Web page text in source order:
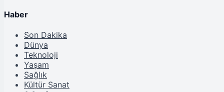
Haber
Son Dakika
Dünya
Teknoloji
Yaşam
Sağlık
Kültür Sanat